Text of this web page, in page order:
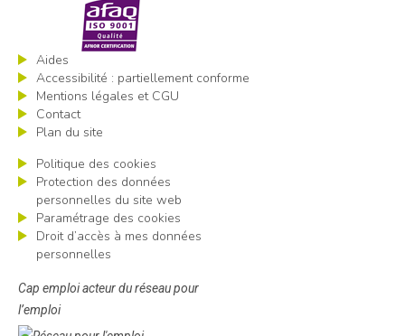
Aides
Accessibilité : partiellement conforme
Mentions légales et CGU
Contact
Plan du site
Politique des cookies
Protection des données
personnelles du site web
Paramétrage des cookies
Droit d’accès à mes données
personnelles
Cap emploi acteur du réseau pour
l’emploi